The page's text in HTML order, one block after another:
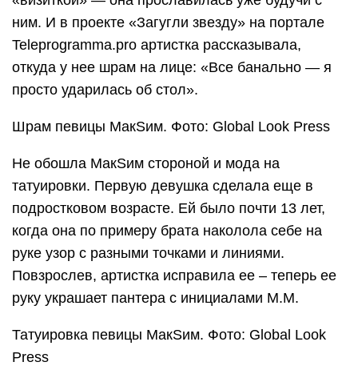
ним. И в проекте «Загугли звезду» на портале
Teleprogramma.pro артистка рассказывала,
откуда у нее шрам на лице: «Все банально — я
просто ударилась об стол».
Шрам певицы МакSим. Фото: Global Look Press
Не обошла МакSим стороной и мода на
татуировки. Первую девушка сделала еще в
подростковом возрасте. Ей было почти 13 лет,
когда она по примеру брата наколола себе на
руке узор с разными точками и линиями.
Повзрослев, артистка исправила ее – теперь ее
руку украшает пантера с инициалами М.М.
Татуировка певицы МакSим. Фото: Global Look
Press